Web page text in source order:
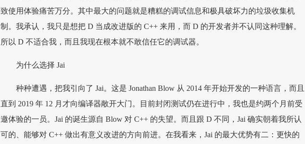
致使用体验痛苦万分。其中最大的问题就是糟糕的调试信息和极具破坏力的垃圾收集机
制。我承认，我只是想把 D 当成改进版的 C++ 来用，而 D 的开发者并不认同这种理解。
所以 D 不适合我，而且我现在根本就不敢信任它的调试器。
为什么选择 Jai
种种遭遇，把我引向了 Jai。这是 Jonathan Blow 从 2014 年开始开发的一种语言，而且
直到 2019 年 12 月才向编译器敞开大门。目前封闭测试仍在进行中，我也是约两个月前受
邀体验的一员。Jai 的诞生源自 Blow 对 C++ 的失望。而且跟 D 不同，Jai 确实朝着我所认
可的、能够对 C++ 做出有意义改进的方向前进。在我看来，Jai 的最大优势有二：更快的